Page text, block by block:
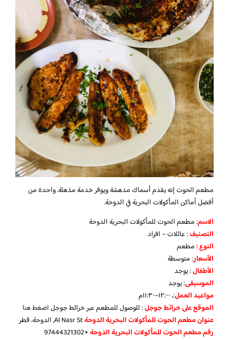
مطعم الحوت إنه يقدم أسماك مدهشة ويوفر خدمة مذهلة. واحدة من
أفضل أماكن المأكولات البحرية في الدوحة.
الاسم: مطعم الحوت للمأكولات البحرية الدوحة
التصنيف: عائلات – افراد
النوع :مطعم
الأسعار:متوسطة
الأطفال:يوجد
الموسيقى:يوجد
مواعيد العمل:، ١٢:٠٠–١١:٣٠م
الموقع على خرائط جوجل: للوصول للمطعم عبر خرائط جوجلاضغط هنا
عنوان مطعم الحوت للمأكولات البحرية الدوحةAl Nasr St, الدوحة، قطر
رقم مطعم الحوت للمأكولات البحرية الدوحة+97444321302